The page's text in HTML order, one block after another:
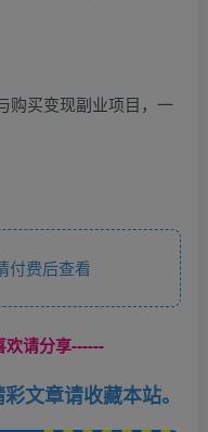
付费后查看
欢请分享------
文章请收藏本站。